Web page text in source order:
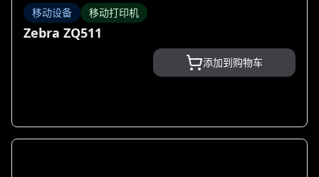
移动设备 移动打印机
Zebra ZQ511
添加到购物车